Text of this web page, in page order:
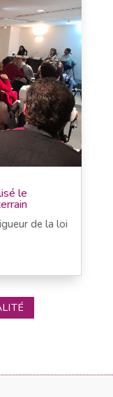
le
de la loi